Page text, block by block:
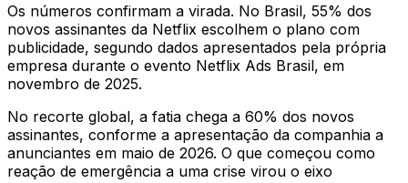
Os números confirmam a virada. No Brasil, 55% dos
novos assinantes da Netflix escolhem o plano com
publicidade, segundo dados apresentados pela própria
empresa durante o evento Netflix Ads Brasil, em
novembro de 2025.
No recorte global, a fatia chega a 60% dos novos
assinantes, conforme a apresentação da companhia a
anunciantes em maio de 2026. O que começou como
reação de emergência a uma crise virou o eixo